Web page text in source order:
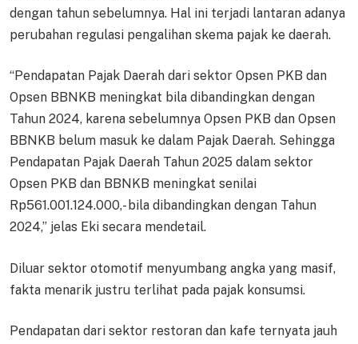
dengan tahun sebelumnya. Hal ini terjadi lantaran adanya
perubahan regulasi pengalihan skema pajak ke daerah.
“Pendapatan Pajak Daerah dari sektor Opsen PKB dan
Opsen BBNKB meningkat bila dibandingkan dengan
Tahun 2024, karena sebelumnya Opsen PKB dan Opsen
BBNKB belum masuk ke dalam Pajak Daerah. Sehingga
Pendapatan Pajak Daerah Tahun 2025 dalam sektor
Opsen PKB dan BBNKB meningkat senilai
Rp561.001.124.000,- bila dibandingkan dengan Tahun
2024,” jelas Eki secara mendetail.
Diluar sektor otomotif menyumbang angka yang masif,
fakta menarik justru terlihat pada pajak konsumsi.
Pendapatan dari sektor restoran dan kafe ternyata jauh